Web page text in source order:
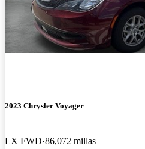
2023 Chrysler Voyager
LX FWD 86,072 millas